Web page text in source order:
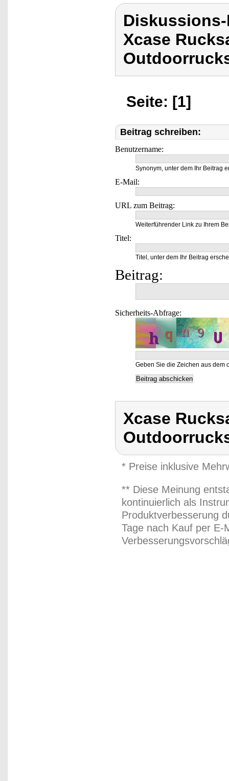
Xcase
Seite: [1]
Beitrag schreiben:
Benutzername:
Synonym, unter dem Ihr Beitrag
E-Mail:
URL zum Beitrag:
Weiterführender Link zu Ihrem
Titel:
Titel, unter dem Ihr Beitrag
Beitrag:
Sicherheits-Abfrage:
Geben Sie die Zeichen aus dem
Xcase
* Preise inklusive
** Diese Meinung
kontinuierlich als
Produktverbesserung
Tage nach Kauf per E-